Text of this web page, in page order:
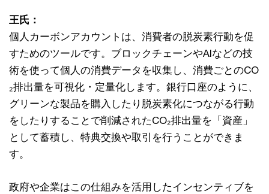
王氏：
個人カーボンアカウントは、消費者の脱炭素行動を促
すためのツールです。ブロックチェーンやAIなどの技
術を使って個人の消費データを収集し、消費ごとのCO
₂排出量を可視化・定量化します。銀行口座のように、
グリーンな製品を購入したり脱炭素化につながる行動
をしたりすることで削減されたCO₂排出量を「資産」
として蓄積し、特典交換や取引を行うことができま
す。
政府や企業はこの仕組みを活用したインセンティブを